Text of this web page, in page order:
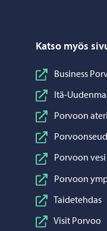
Katso myös
Business
Itä-
Porvoon
Porvoon vesi
Porvoon
Taidetehdas
Visit Porvoo